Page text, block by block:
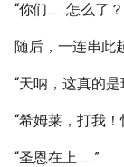
“你们……怎么了
随后，一连串此
“天呐，这真的
“希姆莱，打我
“圣恩在上……”